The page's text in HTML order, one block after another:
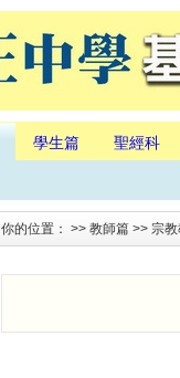
學生篇 聖經科
你的位置： >> 教師篇 >> 宗